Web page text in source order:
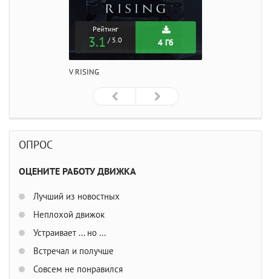
Рейтинг
3.1 / 5.0 4 Гб
V RISING
ОПРОС
ОЦЕНИТЕ РАБОТУ ДВИЖКА
Лучший из новостных
Неплохой движок
Устраивает ... но ...
Встречал и получше
Совсем не понравился